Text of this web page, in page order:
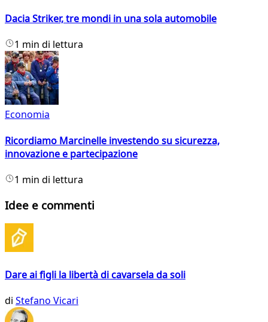
Dacia Striker, tre mondi in una sola automobile
1 min di lettura
Economia
Ricordiamo Marcinelle investendo su sicurezza,
innovazione e partecipazione
1 min di lettura
Idee e commenti
Dare ai figli la libertà di cavarsela da soli
di Stefano Vicari